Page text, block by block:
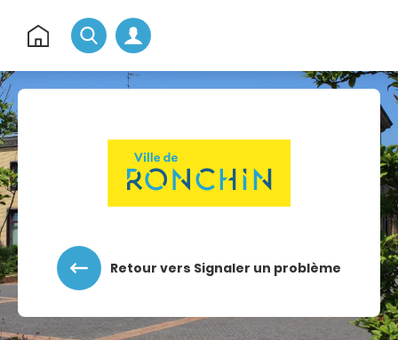
Accéder au menu
Retour
l'accueil
Rechercher
Retour vers Signaler un problème